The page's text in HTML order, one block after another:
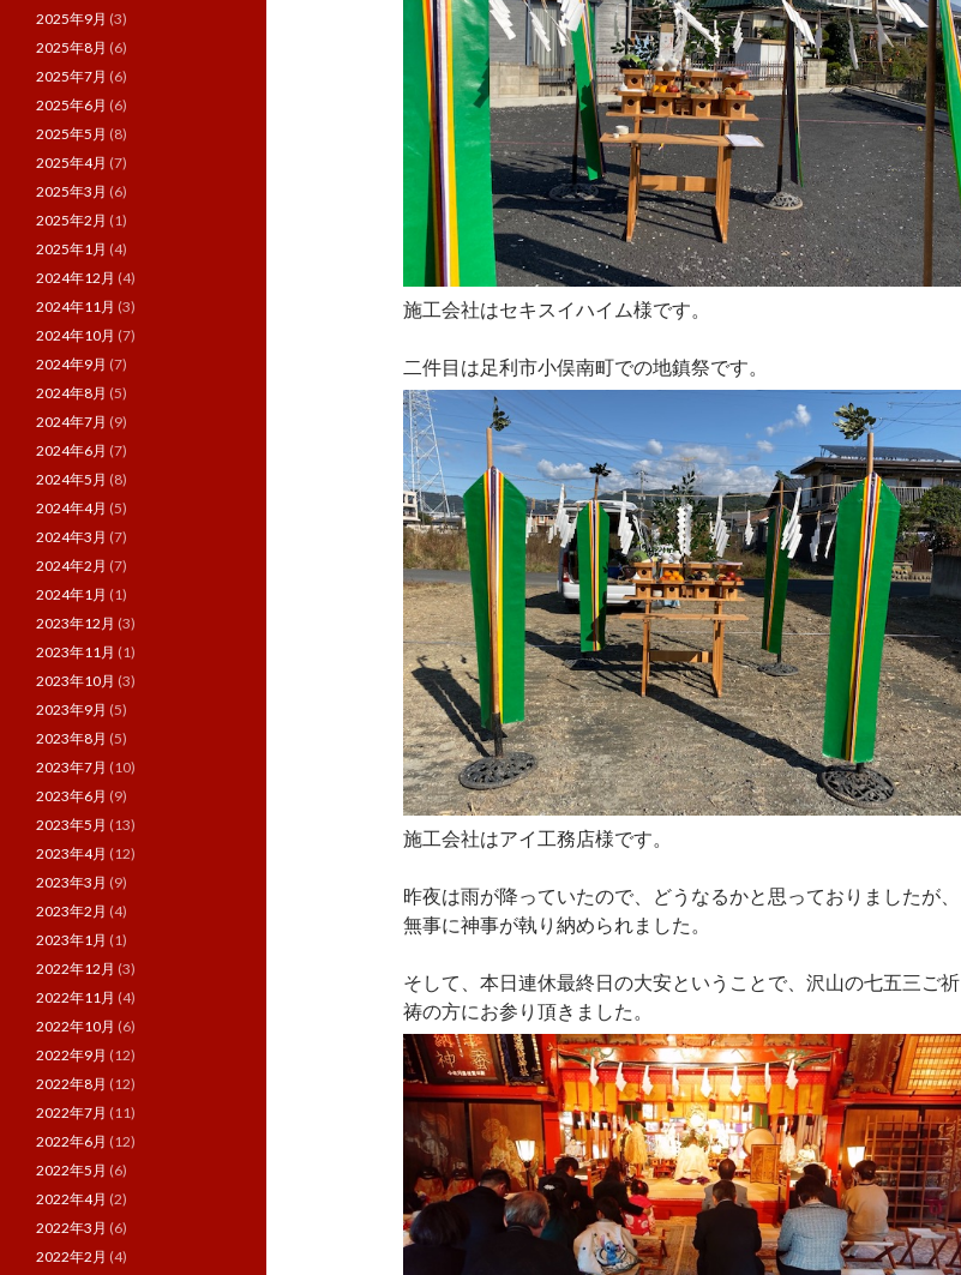
施工会社はセキスイハイム様です。
二件目は足利市小俣南町での地鎮祭です。
施工会社はアイ工務店様です。
昨夜は雨が降っていたので、どうなるかと思っておりましたが、
無事に神事が執り納められました。
そして、本日連休最終日の大安ということで、沢山の七五三ご祈
祷の方にお参り頂きました。
2025年9月 (3)
2025年8月 (6)
2025年7月 (6)
2025年6月 (6)
2025年5月 (8)
2025年4月 (7)
2025年3月 (6)
2025年2月 (1)
2025年1月 (4)
2024年12月 (4)
2024年11月 (3)
2024年10月 (7)
2024年9月 (7)
2024年8月 (5)
2024年7月 (9)
2024年6月 (7)
2024年5月 (8)
2024年4月 (5)
2024年3月 (7)
2024年2月 (7)
2024年1月 (1)
2023年12月 (3)
2023年11月 (1)
2023年10月 (3)
2023年9月 (5)
2023年8月 (5)
2023年7月 (10)
2023年6月 (9)
2023年5月 (13)
2023年4月 (12)
2023年3月 (9)
2023年2月 (4)
2023年1月 (1)
2022年12月 (3)
2022年11月 (4)
2022年10月 (6)
2022年9月 (12)
2022年8月 (12)
2022年7月 (11)
2022年6月 (12)
2022年5月 (6)
2022年4月 (2)
2022年3月 (6)
2022年2月 (4)